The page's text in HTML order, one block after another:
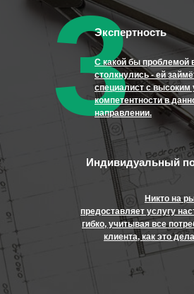
3Экспертность
С какой бы проблемой
столкнулись - ей
специалист с высоким
компетентности в
направлении.
Никто на
предоставляет услугу
гибко, учитывая все
клиента, как это
Индивидуальный